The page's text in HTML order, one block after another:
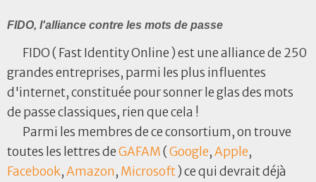
FIDO, l'alliance contre les mots de passe
FIDO ( Fast Identity Online ) est une alliance de 250
grandes entreprises, parmi les plus influentes
d'internet, constituée pour sonner le glas des mots
de passe classiques, rien que cela !
Parmi les membres de ce consortium, on trouve
toutes les lettres deGAFAM(Google,Apple,
Facebook,Amazon, Microsoft) ce qui devrait déjà